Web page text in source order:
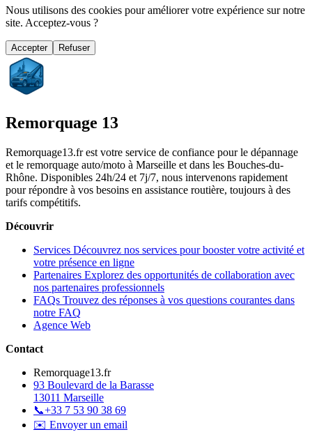
Nous utilisons des cookies pour améliorer votre expérience sur notre
site. Acceptez-vous ?
Accepter Refuser
Remorquage 13
Remorquage13.fr est votre service de confiance pour le dépannage
et le remorquage auto/moto à Marseille et dans les Bouches-du-
Rhône. Disponibles 24h/24 et 7j/7, nous intervenons rapidement
pour répondre à vos besoins en assistance routière, toujours à des
tarifs compétitifs.
Découvrir
Services Découvrez nos services pour booster votre activité et
votre présence en ligne
Partenaires Explorez des opportunités de collaboration avec
nos partenaires professionnels
FAQs Trouvez des réponses à vos questions courantes dans
notre FAQ
Agence Web
Contact
Remorquage13.fr
93 Boulevard de la Barasse
13011 Marseille
📞+33 7 53 90 38 69
✉️ Envoyer un email